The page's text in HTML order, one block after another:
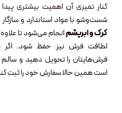
کنار تمیزی آن اهمیت بیشتری
شست‌وشو با مواد استاندارد و
کرک و ابریشمانجام می‌شود تا
لطافت فرش نیز حفظ شود. اگر
فرش‌هایتان را تحویل دهید و سالم
است همین حالا سفارش خود را ثبت